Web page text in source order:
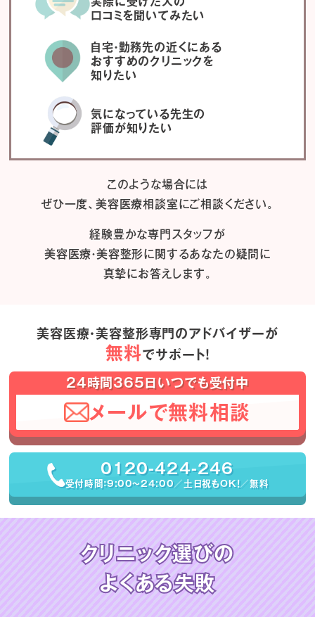
口コミを聞いてみたい
自宅・勤務先の近くにある
おすすめのクリニックを
知りたい
気になっている先生の
評価が知りたい
このような場合には
ぜひ一度、美容医療相談室にご相談ください。
経験豊かな専門スタッフが
美容医療・美容整形に関するあなたの疑問に
真摯にお答えします。
美容医療・美容整形専門のアドバイザーが
無料でサポート！
24時間365日いつでも受付中
メールで無料相談
0120-424-246
受付時間：9:00〜24:00／土日祝もOK！／無料
クリニック選びの
よくある失敗